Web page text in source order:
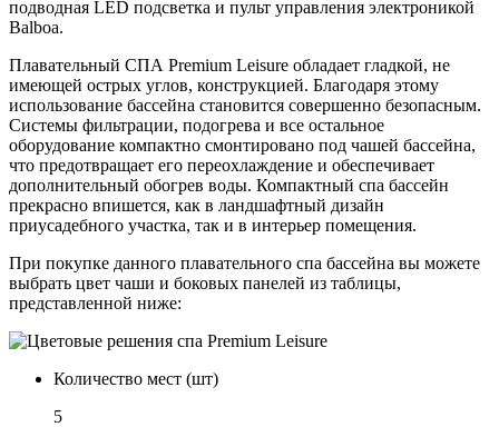
подводная LED подсветка и пульт управления электроникой
Balboa.
Плавательный СПА Premium Leisure обладает гладкой, не
имеющей острых углов, конструкцией. Благодаря этому
использование бассейна становится совершенно безопасным.
Системы фильтрации, подогрева и все остальное
оборудование компактно смонтировано под чашей бассейна,
что предотвращает его переохлаждение и обеспечивает
дополнительный обогрев воды. Компактный спа бассейн
прекрасно впишется, как в ландшафтный дизайн
приусадебного участка, так и в интерьер помещения.
При покупке данного плавательного спа бассейна вы можете
выбрать цвет чаши и боковых панелей из таблицы,
представленной ниже:
Количество мест (шт)
5